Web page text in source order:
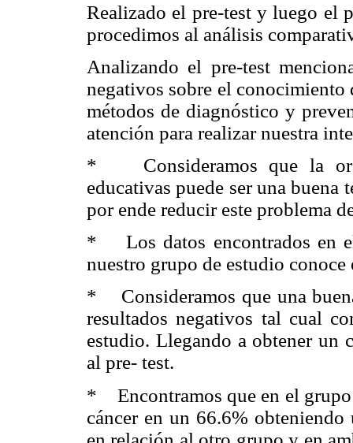
Realizado el pre-test y luego el
procedimos al análisis
Analizando el pre-test
negativos sobre el conocimiento
métodos de diagnóstico y
atención para realizar nuestra
* Consideramos que la
educativas puede ser una
por ende reducir este problema
* Los datos encontrados en
nuestro grupo de estudio
* Consideramos que una
resultados negativos tal cual
estudio. Llegando a obtener un
al pre- test.
* Encontramos que en el grupo
cáncer en un 66.6%